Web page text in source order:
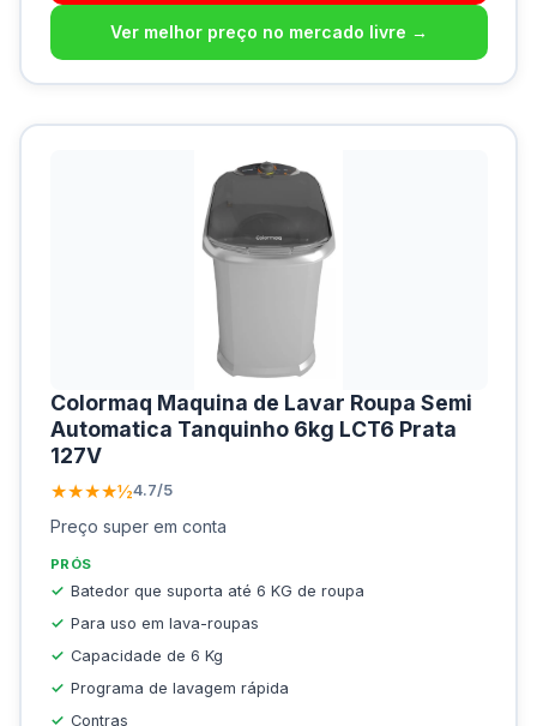
Ver melhor preço no mercado livre →
Colormaq Maquina de Lavar Roupa Semi
Automatica Tanquinho 6kg LCT6 Prata
127V
★★★★½4.7/5
Preço super em conta
PRÓS
Batedor que suporta até 6 KG de roupa
Para uso em lava-roupas
Capacidade de 6 Kg
Programa de lavagem rápida
Contras